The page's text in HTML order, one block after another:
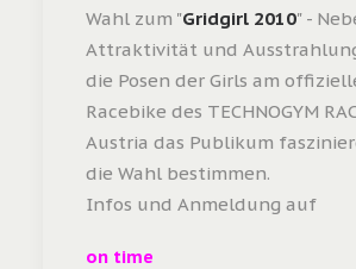
Wahl zum "Gridgirl 2010" -
Attraktivität und
die Posen der Girls am
Racebike des TECHNOGYM
Austria das Publikum
die Wahl bestimmen.
Infos und Anmeldung auf
on time